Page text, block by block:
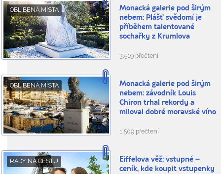
OBLÍBENÁ MÍSTA
Monacká galerie pod širým
nebem: Plášť svědomí je
příběhem talentované
sochařky z Krumlova
3.519 přečtení
OBLÍBENÁ MÍSTA
Monacká galerie pod širým
nebem: závodník Louis
Chiron trhal rekordy a
miloval dobré moravské víno
1.509 přečtení
RADY NA CESTU
Eiffelova věž: vstupné –
ceník, kde koupit vstupenky